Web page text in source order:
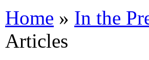
Home » In the
Articles